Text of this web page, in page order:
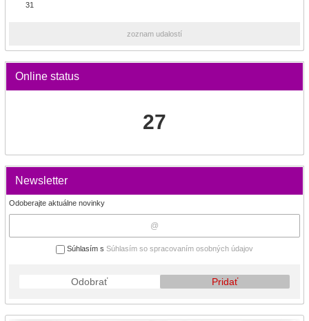
31
zoznam udalostí
Online status
27
Newsletter
Odoberajte aktuálne novinky
Súhlasím s Súhlasím so spracovaním osobných údajov
Odobrať Pridať